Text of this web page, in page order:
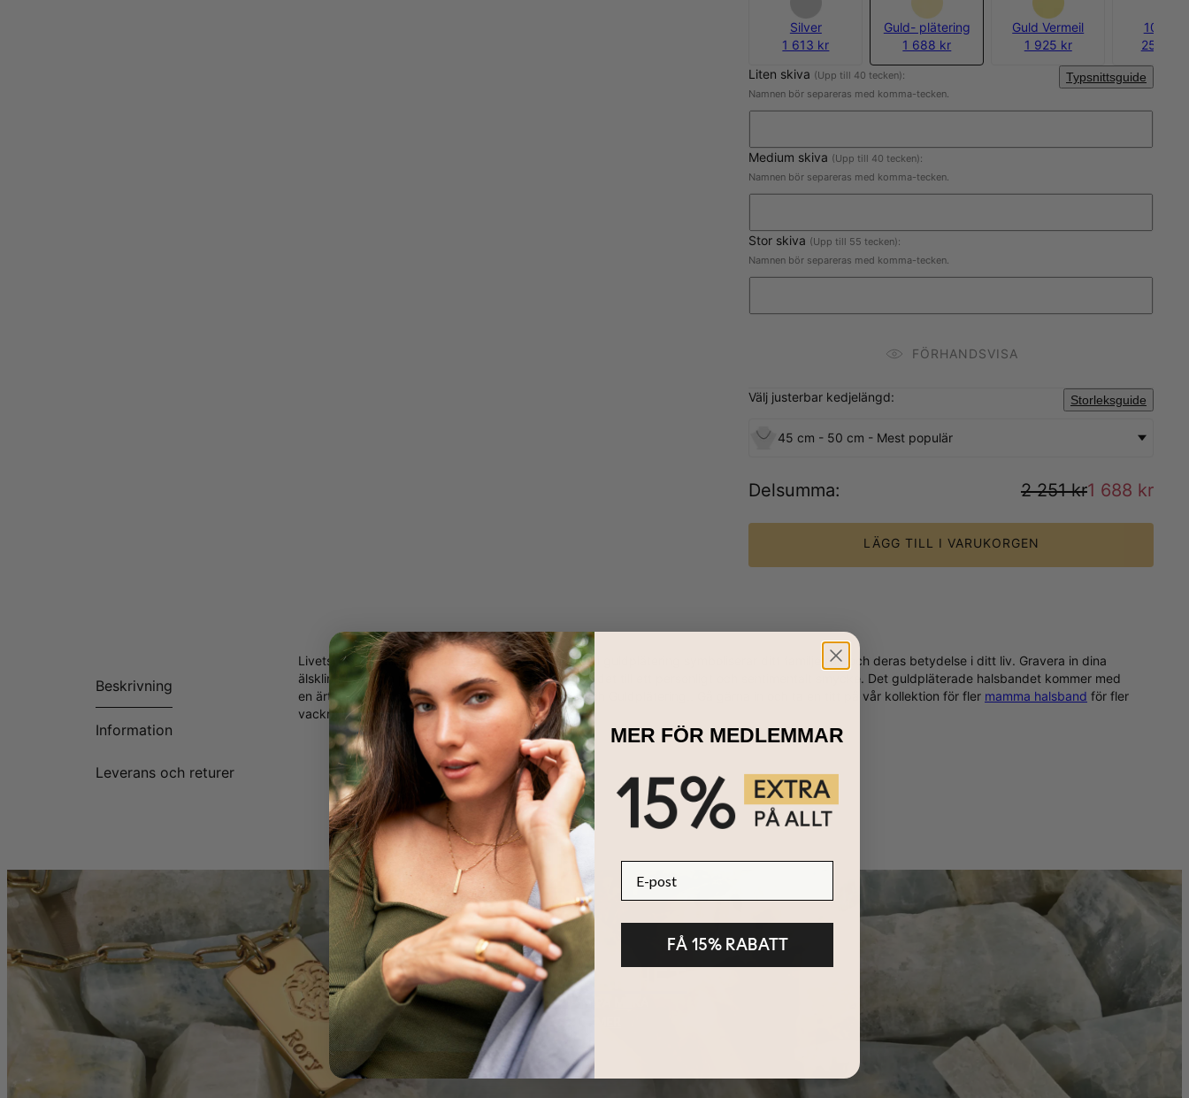
Silver
1 613 kr
Guld- plätering
1 688 kr
Guld Vermeil
1 925 kr
10k
25 700
Liten skiva (Upp till 40 tecken): Typsnittsguide
Namnen bör separeras med komma-tecken.
Medium skiva (Upp till 40 tecken):
Namnen bör separeras med komma-tecken.
Stor skiva (Upp till 55 tecken):
Namnen bör separeras med komma-tecken.
FÖRHANDSVISA
Välj justerbar kedjelängd: Storleksguide
45 cm - 50 cm - Mest populär
Delsumma: 2 251 kr1 688 kr
LÄGG TILL I VARUKORGEN
Beskrivning
Information
Leverans och returer
Livets Träd Familjehalsband med Graverade Cirklar i guldplätering symboliserar ditt familjeträd och deras betydelse i ditt liv. Gravera in dina
älsklingars namn på halsbandets ringar för att göra det till ett personligt och sentimentalt smycke. Det guldpläterade halsbandet kommer med
en ärtlänkskedja. Smycket kommer också isilveroch . Gå gärna in och ta en titt på vår kollektion för fler mamma halsband för fler
vackra smycken.
HÅLLBARHET
KÄRNAN PÅ MYKA
MER FÖR MEDLEMMAR
FÅ 15% RABATT